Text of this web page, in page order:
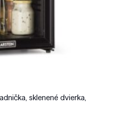
sklenené dvierka,